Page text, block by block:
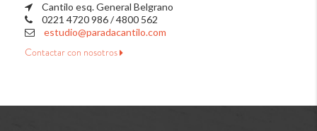
Cantilo esq. General Belgrano
0221 4720 986 / 4800 562
estudio@paradacantilo.com
Contactar con nosotros